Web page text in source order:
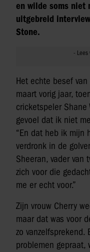
en wilde soms niet
uitgebreid
Stone.
Het echte besef
maart vorig jaar,
cricketspeler Shane
gevoel dat ik niet
“En dat heb ik mijn
verdronk in de
Sheeran, vader van
zich voor die
me er echt voor.”
Zijn vrouw Cherry
maar dat was voor
zo vanzelfsprekend.
problemen gepraat,